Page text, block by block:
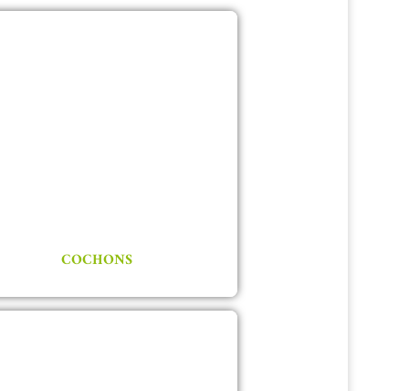
COCHONS